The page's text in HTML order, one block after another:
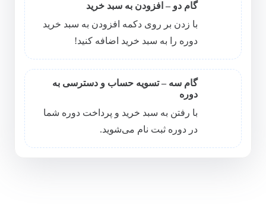
گام دو – افزودن به سبد خرید
با زدن بر روی دکمه افزودن به سبد خرید
دوره را به سبد خرید اضافه کنید!
گام سه – تسویه حساب و دسترسی به
دوره
با رفتن به سبد خرید و پرداخت دوره شما
در دوره ثبت نام می‌شوید.